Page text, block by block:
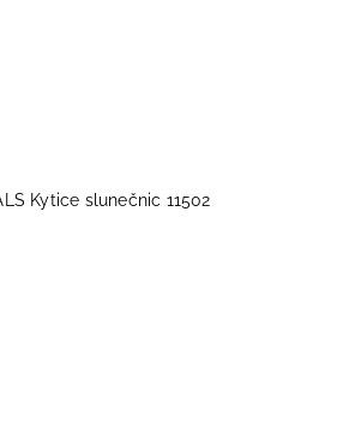
Kytice slunečnic 11502